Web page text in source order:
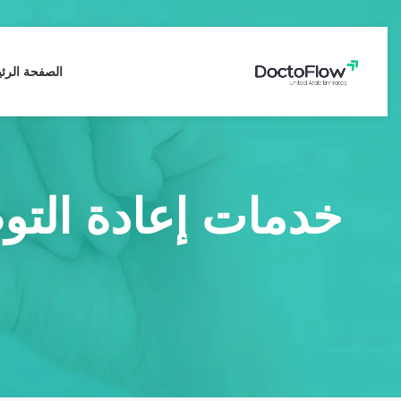
الصفحة
خدمات إعادة